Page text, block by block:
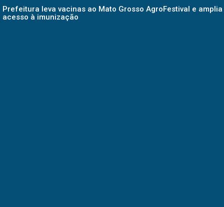
Prefeitura leva vacinas ao Mato Grosso AgroFestival e amplia
acesso à imunização